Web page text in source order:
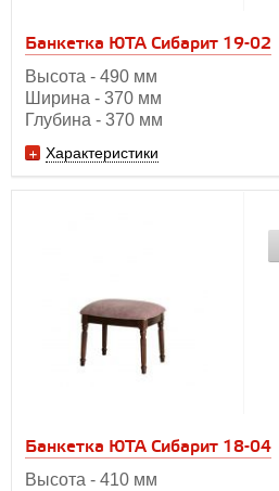
Банкетка ЮТА Сибарит 19-02
Высота - 490 мм
Ширина - 370 мм
Глубина - 370 мм
Характеристики
Банкетка ЮТА Сибарит 18-04
Высота - 410 мм